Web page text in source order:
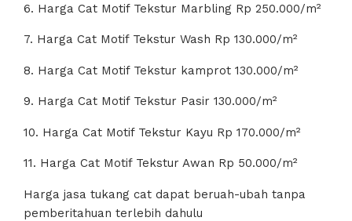
6. Harga Cat Motif Tekstur Marbling Rp 250.000/m²
7. Harga Cat Motif Tekstur Wash Rp 130.000/m²
8. Harga Cat Motif Tekstur kamprot 130.000/m²
9. Harga Cat Motif Tekstur Pasir 130.000/m²
10. Harga Cat Motif Tekstur Kayu Rp 170.000/m²
11. Harga Cat Motif Tekstur Awan Rp 50.000/m²
Harga jasa tukang cat dapat beruah-ubah tanpa
pemberitahuan terlebih dahulu